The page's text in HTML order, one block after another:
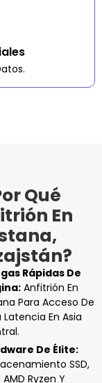
Qué
En
Rápidas De
Anfitrión En
Para Acceso De
Latencia En Asia
De Élite:
SSD,
AMD Ryzen Y